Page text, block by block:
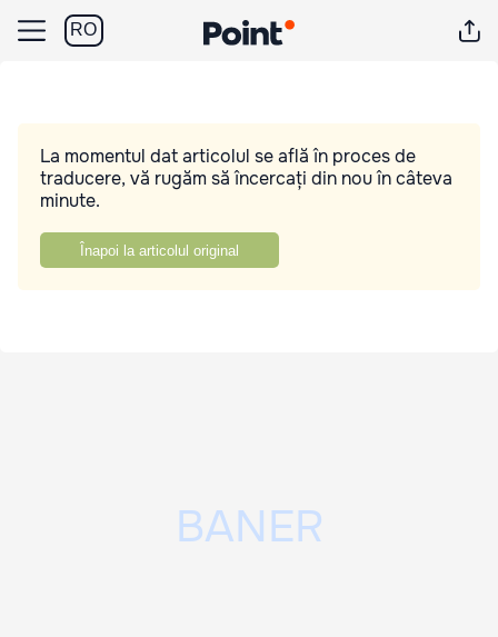
RO
La momentul dat articolul se află în proces de
traducere, vă rugăm să încercați din nou în câteva
minute.
Înapoi la articolul original